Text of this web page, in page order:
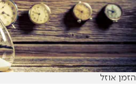
הזמן אוזל